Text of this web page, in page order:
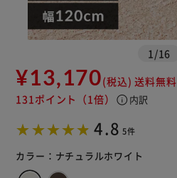
1 /16
¥13,170(税込) 送料無料
131ポイント （1倍） info 内訳
4.8 5件
カラー： ナチュラルホワイト